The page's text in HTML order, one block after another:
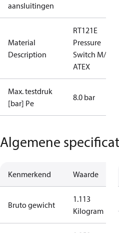
aansluitingen
Material
Description
RT121E
Pressure
Switch M/15
ATEX
Max. testdruk
[bar] Pe
8.0 bar
Algemene
Kenmerkend Waarde
Bruto gewicht
1.113
Kilogram